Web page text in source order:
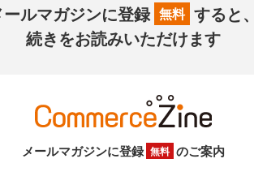
ールマガジンに登録 無料 すると、
続きをお読みいただけます
メールマガジンに登録 無料 のご案内